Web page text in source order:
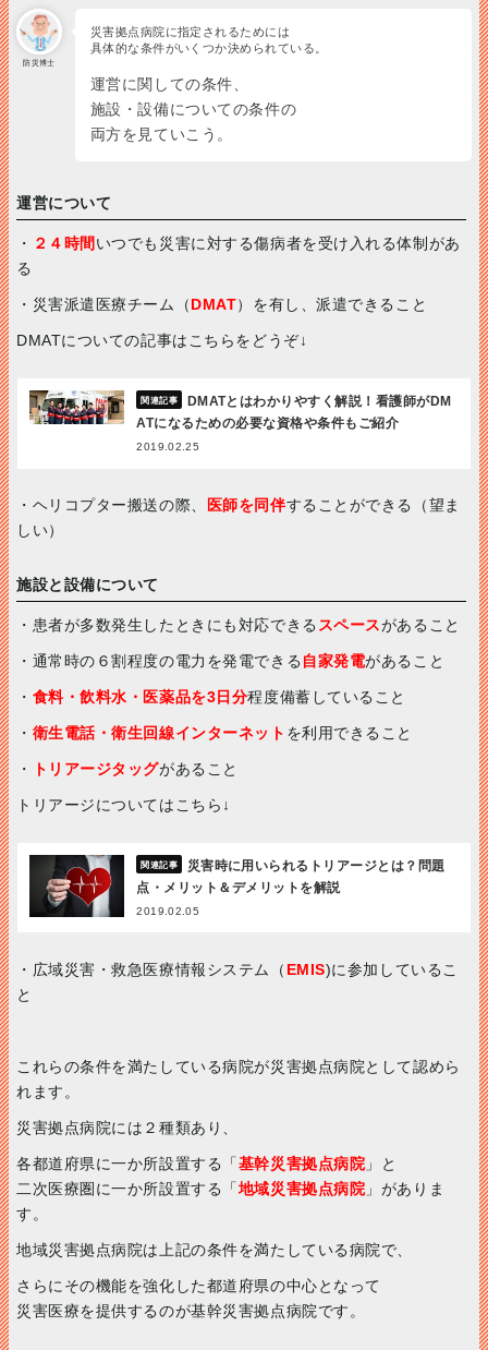
防災博士
災害拠点病院に指定されるためには
具体的な条件がいくつか決められている。
運営に関しての条件、
施設・設備についての条件の
両方を見ていこう。
運営について
・ ２４時間 いつでも災害に対する傷病者を受け入れる体制があ
る
・災害派遣医療チーム（DMAT）を有し、派遣できること
DMATについての記事はこちらをどうぞ↓
DMATとはわかりやすく解説！看護師がDM
ATになるための必要な資格や条件もご紹介
2019.02.25
・ヘリコプター搬送の際、 医師を同伴することができる（望ま
しい）
施設と設備について
・患者が多数発生したときにも対応できる スペースがあること
・通常時の６割程度の電力を発電できる 自家発電があること
・ 食料・飲料水・医薬品を3日分程度備蓄していること
・ 衛生電話・衛生回線インターネット を利用できること
・ トリアージタッグがあること
トリアージについてはこちら↓
災害時に用いられるトリアージとは？問題
点・メリット＆デメリットを解説
2019.02.05
・広域災害・救急医療情報システム（ EMIS)に参加しているこ
と
これらの条件を満たしている病院が災害拠点病院として認めら
れます。
災害拠点病院には２種類あり、
各都道府県に一か所設置する「基幹災害拠点病院」と
二次医療圏に一か所設置する「地域災害拠点病院」がありま
す。
地域災害拠点病院は上記の条件を満たしている病院で、
さらにその機能を強化した都道府県の中心となって
災害医療を提供するのが基幹災害拠点病院です。